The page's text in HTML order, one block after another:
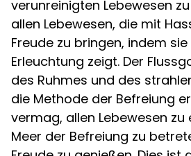
verunreinigten Lebewesen
allen Lebewesen, die mit
Freude zu bringen, indem
Erleuchtung zeigt. Der
des Ruhmes und des
die Methode der Befreiung
vermag, allen Lebewesen
Meer der Befreiung zu